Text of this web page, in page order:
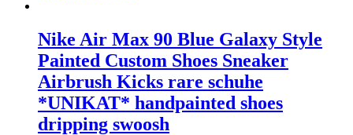
Nike Air Max 90 Blue Galaxy Style
Painted Custom Shoes Sneaker
Airbrush Kicks rare schuhe
*UNIKAT* handpainted shoes
dripping swoosh